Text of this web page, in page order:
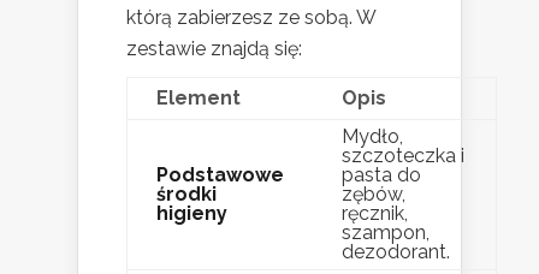
którą zabierzesz ze sobą. W
zestawie znajdą się:
Element Opis
Podstawowe
środki
higieny
Mydło,
szczoteczka i
pasta do
zębów,
ręcznik,
szampon,
dezodorant.